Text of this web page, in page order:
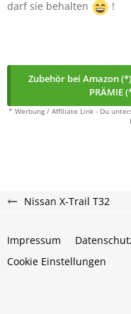
darf sie behalten
!
Zubehör bei Amazon (*)
PRÄMIE
* Werbung / Affiliate Link - Du
Nissan X-Trail T32
Impressum
Cookie Einstellungen